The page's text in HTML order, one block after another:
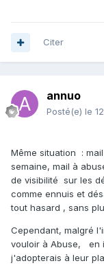
Citer
annuo
Posté(e) le
Même situation :
semaine, mail à
de visibilité sur les
comme ennuis et
tout hasard , sans
Cependant, malgré
vouloir à Abuse, en
j'adopterais à leur